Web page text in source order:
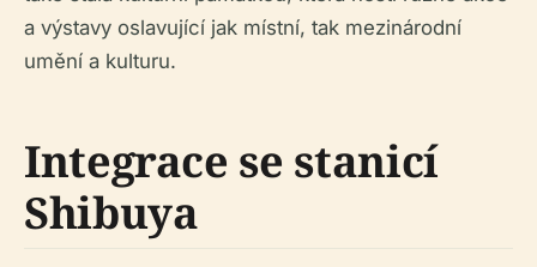
a výstavy oslavující jak místní, tak mezinárodní
umění a kulturu.
Integrace se stanicí
Shibuya